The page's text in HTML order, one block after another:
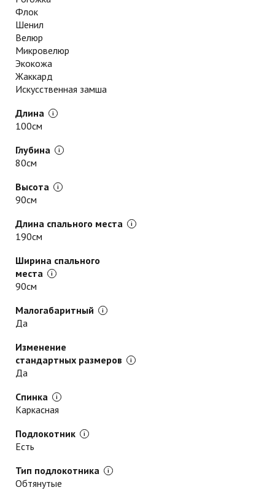
Флок
Шенил
Велюр
Микровелюр
Экокожа
Жаккард
Искусственная замша
Длина
100см
Глубина
80см
Высота
90см
Длина спального места
190см
Ширина спального
места
90см
Малогабаритный
Да
Изменение
стандартных размеров
Да
Спинка
Каркасная
Подлокотник
Есть
Тип подлокотника
Обтянутые